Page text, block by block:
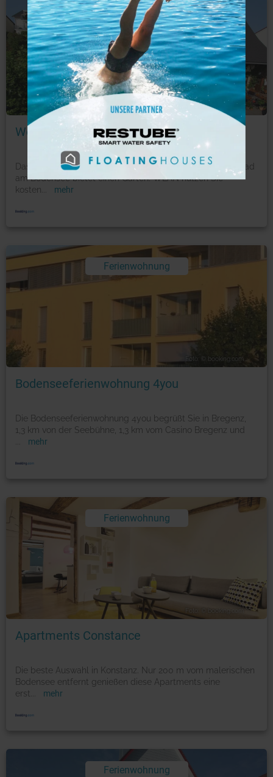
Ferienwohnung
Foto: © booking.com
Weingut/Besenwirtschaft »Reblandhof«
Das Weingut/Besenwirtschaft »Reblandhof« in Immenstaad
am Bodensee bietet einen Garten. WLAN nutzen Sie
kosten
mehr
Ferienwohnung
Foto: © booking.com
Bodenseeferienwohnung 4you
Die Bodenseeferienwohnung 4you begrüßt Sie in Bregenz,
1,3 km von der Seebühne, 1,3 km vom Casino Bregenz und
mehr
Ferienwohnung
Apartments Constance
Die beste Auswahl in Konstanz. Nur 200 m vom malerischen
Bodensee entfernt genießen diese Apartments eine
erst
mehr
Ferienwohnung